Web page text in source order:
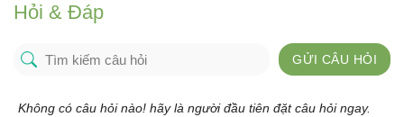
Hỏi & Đáp
GỬI CÂU HỎI
Không có câu hỏi nào! hãy là người đầu tiên đặt câu hỏi ngay.